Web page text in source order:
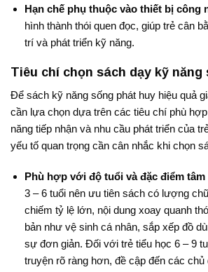
Hạn chế phụ thuộc vào thiết bị công
hình thành thói quen đọc, giúp trẻ cân
trí và phát triển kỹ năng.
Tiêu chí chọn sách dạy kỹ năng
Để sách kỹ năng sống phát huy hiệu quả
cần lựa chọn dựa trên các tiêu chí phù
năng tiếp nhận và nhu cầu phát triển của
yếu tố quan trọng cần cân nhắc khi chọn
Phù hợp với độ tuổi và đặc điểm tâm
3 – 6 tuổi nên ưu tiên sách có lượng
chiếm tỷ lệ lớn, nội dung xoay quanh
bản như vệ sinh cá nhân, sắp xếp đồ
sự đơn giản. Đối với trẻ tiểu học 6 – 9
truyện rõ ràng hơn, đề cập đến các